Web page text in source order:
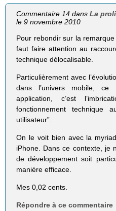
Commentaire 14 dansLa
le 9 novembre 2010
Pour rebondir sur la
faut faire attention au
technique délocalisable.
Particulièrement avec
dans l’univers mobile,
application, c’est
fonctionnement technique
utilisateur”.
On le voit bien avec la
iPhone. Dans ce contexte, je
de développement soit
manière efficace.
Mes 0,02 cents.
Répondre à ce commentaire